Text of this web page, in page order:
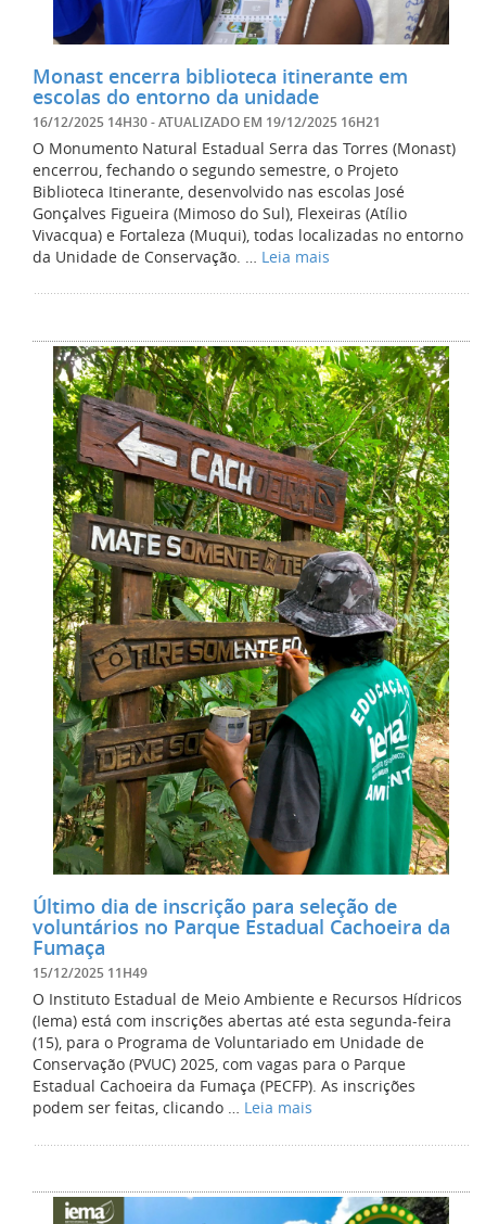
Monast encerra biblioteca itinerante em
escolas do entorno da unidade
16/12/2025 14H30- ATUALIZADO EM 19/12/2025 16H21
O Monumento Natural Estadual Serra das Torres (Monast)
encerrou, fechando o segundo semestre, o Projeto
Biblioteca Itinerante, desenvolvido nas escolas José
Gonçalves Figueira (Mimoso do Sul), Flexeiras (Atílio
Vivacqua) e Fortaleza (Muqui), todas localizadas no entorno
da Unidade de Conservação. … Leia mais
Último dia de inscrição para seleção de
voluntários no Parque Estadual Cachoeira da
Fumaça
15/12/2025 11H49
O Instituto Estadual de Meio Ambiente e Recursos Hídricos
(Iema) está com inscrições abertas até esta segunda-feira
(15), para o Programa de Voluntariado em Unidade de
Conservação (PVUC) 2025, com vagas para o Parque
Estadual Cachoeira da Fumaça (PECFP). As inscrições
podem ser feitas, clicando … Leia mais